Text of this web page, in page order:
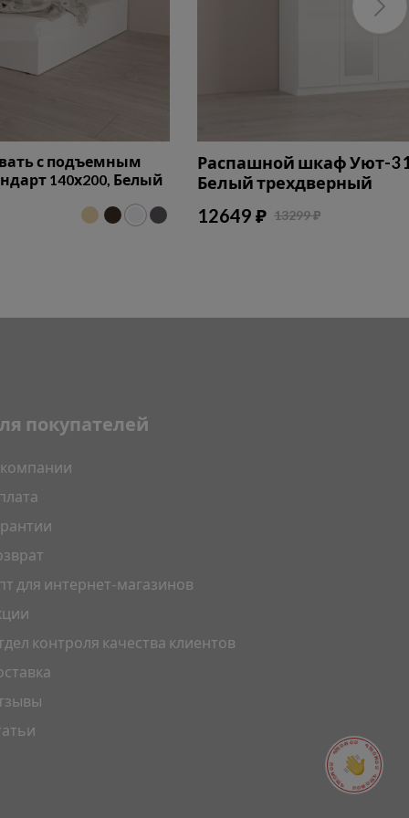
с подъемным
140х200, Белый
Распашной шкаф Уют-3
Белый трехдверный
12649 ₽ 13299 ₽
ПОМОЩЬ ПОМОЩЬ ПОМОЩЬ ПОМОЩЬ
покупателей
для интернет-магазинов
контроля качества клиентов